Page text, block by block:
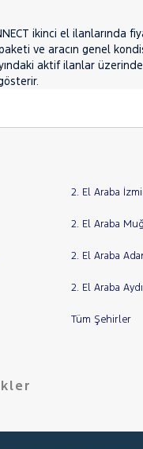
ikinci el ilanlarında
ve aracın genel
aktif ilanlar
2. El Araba
2. El Araba
2. El Araba
2. El Araba
Tüm Şehirler